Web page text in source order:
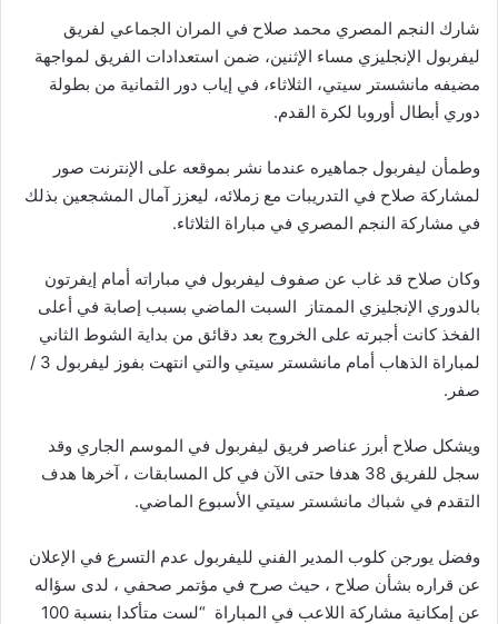
شارك النجم المصري محمد صلاح في المران الجماعي لفريق
ليفربول الإنجليزي مساء الإثنين، ضمن استعدادات الفريق لمواجهة
مضيفه مانشستر سيتي، الثلاثاء، في إياب دور الثمانية من بطولة
دوري أبطال أوروبا لكرة القدم.
وطمأن ليفربول جماهيره عندما نشر بموقعه على الإنترنت صور
لمشاركة صلاح في التدريبات مع زملائه، ليعزز آمال المشجعين بذلك
في مشاركة النجم المصري في مباراة الثلاثاء.
وكان صلاح قد غاب عن صفوف ليفربول في مباراته أمام إيفرتون
بالدوري الإنجليزي الممتاز السبت الماضي بسبب إصابة في أعلى
الفخذ كانت أجبرته على الخروج بعد دقائق من بداية الشوط الثاني
لمباراة الذهاب أمام مانشستر سيتي والتي انتهت بفوز ليفربول 3 /
صفر.
ويشكل صلاح أبرز عناصر فريق ليفربول في الموسم الجاري وقد
سجل للفريق 38 هدفا حتى الآن في كل المسابقات ، آخرها هدف
التقدم في شباك مانشستر سيتي الأسبوع الماضي.
وفضل يورجن كلوب المدير الفني لليفربول عدم التسرع في الإعلان
عن قراره بشأن صلاح ، حيث صرح في مؤتمر صحفي ، لدى سؤاله
عن إمكانية مشاركة اللاعب في المباراة “لست متأكدا بنسبة 100